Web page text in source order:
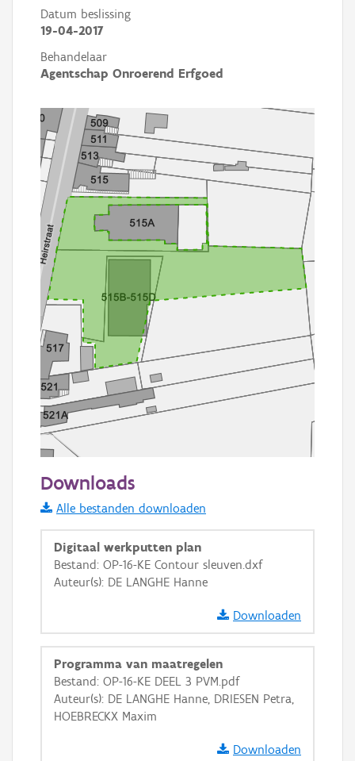
Datum beslissing
19-04-2017
Behandelaar
Agentschap Onroerend Erfgoed
Informatie Vlaanderen
i
+ −
Basis Lagen
Downloads
Alle bestanden downloaden
Digitaal werkputten plan
Bestand: OP-16-KE Contour sleuven.dxf
Auteur(s): DE LANGHE Hanne
Downloaden
Programma van maatregelen
Bestand: OP-16-KE DEEL 3 PVM.pdf
Auteur(s): DE LANGHE Hanne, DRIESEN Petra,
HOEBRECKX Maxim
Downloaden